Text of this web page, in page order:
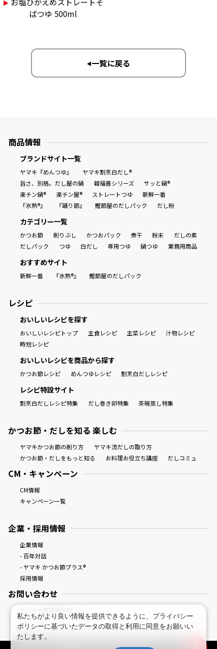
▶︎
ばつゆ 500ml
▶︎一覧に戻る
商品情報
ブランドサイト一覧
ヤマキ『めんつゆ』
ヤマキ割烹白だし®
旨さ、別格。だし屋の鍋
韓福善シリーズ
サッと鍋®
楽チン鍋®
楽チン屋® ストレートつゆ
新鮮一番
『氷熟®』
『踊り節』 鰹節屋のだしパック だし粉
カテゴリー一覧
かつお節 削りぶし かつおパック 煮干 粉末
だしの素
だしパック
つゆ 白だし 専用つゆ 鍋つゆ 業務用商品
おすすめサイト
新鮮一番 『氷熟®』 鰹節屋のだしパック
レシピ
おいしいレシピを探す
おいしいレシピトップ 主食レシピ 主菜レシピ
汁物レシピ
時短レシピ
おいしいレシピを商品から探す
かつお節レシピ めんつゆレシピ 割烹白だしレシピ
レシピ特設サイト
割烹白だしレシピ特集 だし巻き卵特集 茶碗蒸し特集
かつお節・だしを知る 楽しむ
ヤマキかつお節の削り方
ヤマキ流だしの取り方
かつお節・だしをもっと知る
お料理お役立ち講座 だしコミュ
CM・キャンペーン
CM情報
キャンペーン一覧
企業・採用情報
企業情報
- 百年対話
- ヤマキ かつお節プラス®
採用情報
お問い合わせ
私たちがより良い情報を提供できるように、 プライバシー
ポリシーに基づいたデータの取得と利用に同意をお願いい
たします。